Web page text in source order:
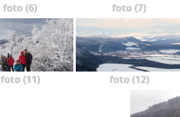
foto (6) foto (7)
foto (11) foto (12)